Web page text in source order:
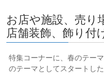
お店や施設、売り
店舗装飾、飾り付
特集コーナーに、春のテー
のテーマとしてスタートし